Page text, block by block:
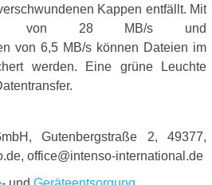
Kappen entfällt. Mit
von 28 MB/s und
von 6,5 MB/s können Dateien im
werden. Eine grüne Leuchte
Gutenbergstraße 2, 49377,
office@intenso-international.de